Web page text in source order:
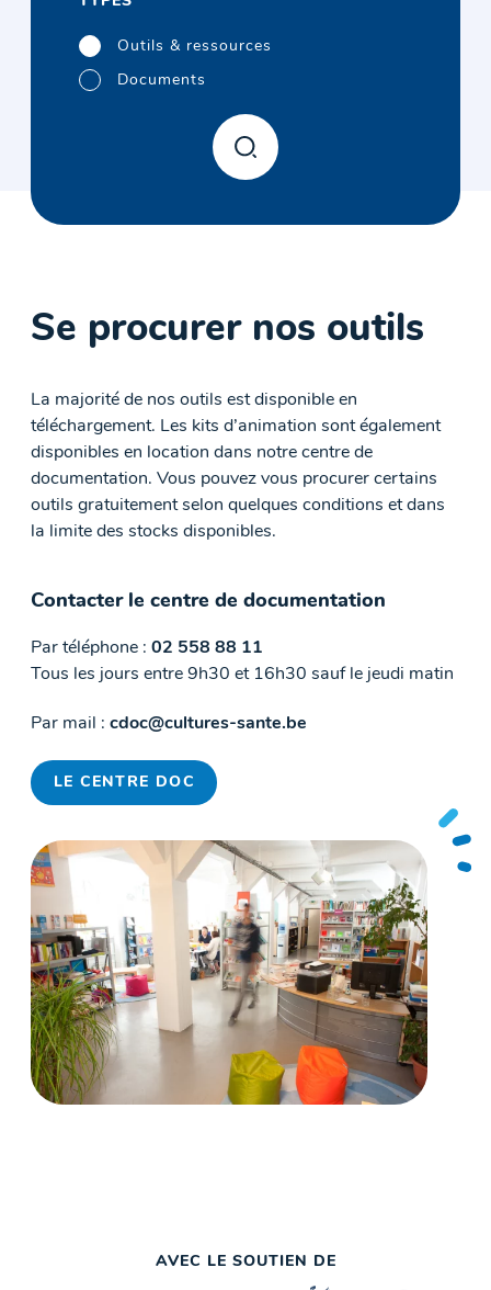
Outils & ressources
Documents
Se procurer nos outils
La majorité de nos outils est disponible en
téléchargement. Les kits d’animation sont également
disponibles en location dans notre centre de
documentation. Vous pouvez vous procurer certains
outils gratuitement selon quelques conditions et dans
la limite des stocks disponibles.
Contacter le centre de documentation
Par téléphone : 02 558 88 11
Tous les jours entre 9h30 et 16h30 sauf le jeudi matin
Par mail : cdoc@cultures-sante.be
LE CENTRE DOC
AVEC LE SOUTIEN DE